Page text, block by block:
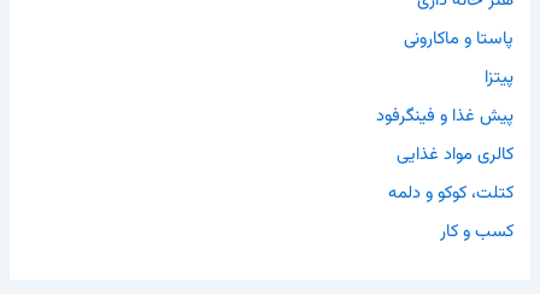
پاستا و ماکارونی
پیتزا
پیش غذا و فینگرفود
کالری مواد غذایی
کتلت، کوکو و دلمه
کسب و کار